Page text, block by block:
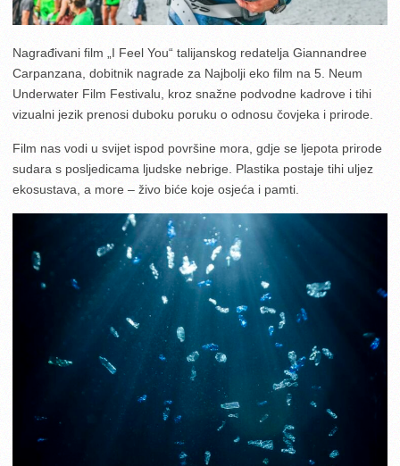
Nagrađivani film „I Feel You“ talijanskog redatelja Giannandree
Carpanzana, dobitnik nagrade za Najbolji eko film na 5. Neum
Underwater Film Festivalu, kroz snažne podvodne kadrove i tihi
vizualni jezik prenosi duboku poruku o odnosu čovjeka i prirode.
Film nas vodi u svijet ispod površine mora, gdje se ljepota prirode
sudara s posljedicama ljudske nebrige. Plastika postaje tihi uljez
ekosustava, a more – živo biće koje osjeća i pamti.